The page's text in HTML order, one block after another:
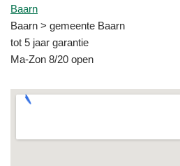
Baarn
Baarn > gemeente Baarn
tot 5 jaar garantie
Ma-Zon 8/20 open